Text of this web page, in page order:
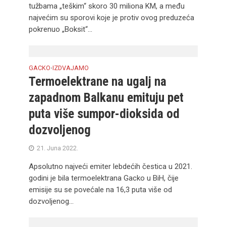
tužbama „teškim“ skoro 30 miliona KM, a među
najvećim su sporovi koje je protiv ovog preduzeća
pokrenuo „Boksit“...
GACKO•IZDVAJAMO
Termoelektrane na ugalj na
zapadnom Balkanu emituju pet
puta više sumpor-dioksida od
dozvoljenog
21. Juna 2022.
Apsolutno najveći emiter lebdećih čestica u 2021.
godini je bila termoelektrana Gacko u BiH, čije
emisije su se povećale na 16,3 puta više od
dozvoljenog...